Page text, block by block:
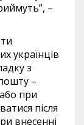
–
українців
з
–
при
після
внесенні